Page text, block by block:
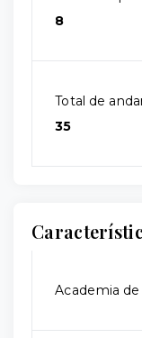
8
Total de
35
Academia